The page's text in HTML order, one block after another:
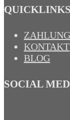
QUICKLINKS
KONTAKT
BLOG
SOCIAL